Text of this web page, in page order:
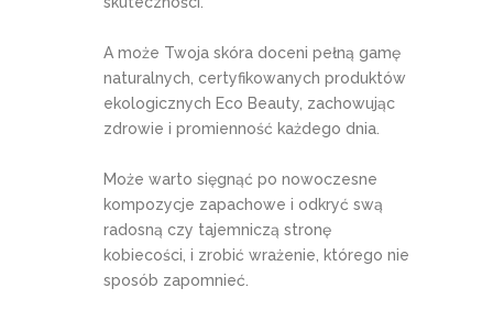
A może Twoja skóra doceni pełną gamę
naturalnych, certyfikowanych produktów
ekologicznych Eco Beauty, zachowując
zdrowie i promienność każdego dnia.
Może warto sięgnąć po nowoczesne
kompozycje zapachowe i odkryć swą
radosną czy tajemniczą stronę
kobiecości, i zrobić wrażenie, którego nie
sposób zapomnieć.